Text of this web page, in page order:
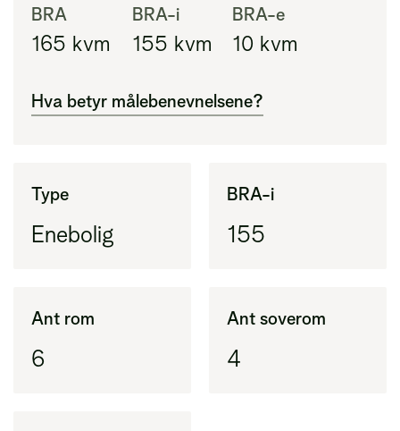
BRA
165 kvm
BRA-i
155 kvm
BRA-e
10 kvm
Hva betyr målebenevnelsene?
(BRA-i) pluss eksternt areal (BRA-e)
BRA-e
Type
Enebolig
BRA-i
155
Ant rom
6
Ant soverom
4